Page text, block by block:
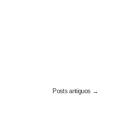
Posts antiguos →